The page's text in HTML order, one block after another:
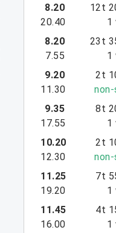
8.20
20.40
12t
1
8.20
7.55
23t
1
9.20
11.30
2t
9.35
17.55
8t
1
10.20
12.30
2t
11.25
19.20
7t
1
11.45
16.00
4t
1